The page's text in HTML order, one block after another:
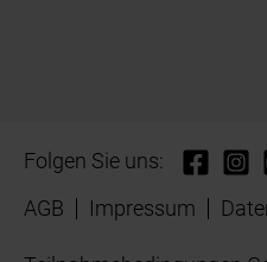
Folgen Sie uns:
AGB
Impressum